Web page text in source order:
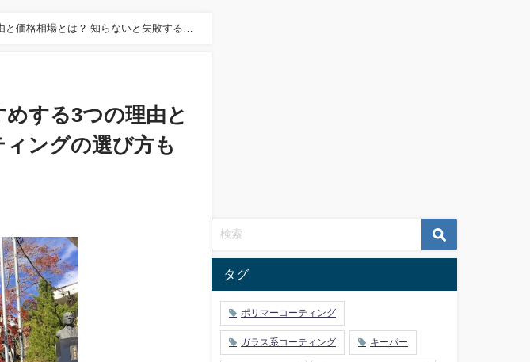
価格相場とは？ 知らないと失敗するガ
する3つの理由と
ングの選び方も
タグ
ポリマーコーティング
ガラス系コーティング キーパー